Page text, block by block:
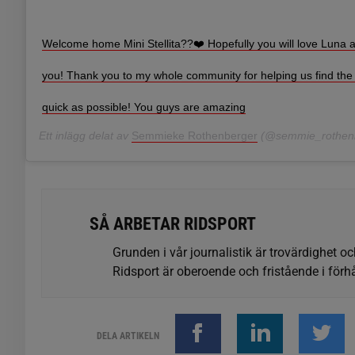
Welcome home Mini Stellita??❤️ Hopefully you will love Luna
you! Thank you to my whole community for helping us find
quick as possible! You guys are amazing
Ett inlägg delat av Semmieke Rothenberger
SÅ ARBETAR RIDSPORT
Grunden i vår journalistik är trovärdighet
Ridsport är oberoende och fristående i
DELA ARTIKELN